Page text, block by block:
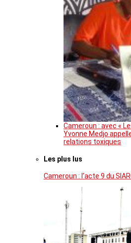
Cameroun : avec «
Yvonne Medjo
relations toxiques
Les plus lus
Cameroun : l’acte 9 du